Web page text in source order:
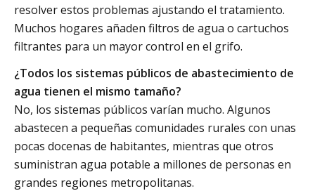
resolver estos problemas ajustando el tratamiento.
Muchos hogares añaden filtros de agua o cartuchos
filtrantes para un mayor control en el grifo.
¿Todos los sistemas públicos de abastecimiento de
agua tienen el mismo tamaño?
No, los sistemas públicos varían mucho. Algunos
abastecen a pequeñas comunidades rurales con unas
pocas docenas de habitantes, mientras que otros
suministran agua potable a millones de personas en
grandes regiones metropolitanas.